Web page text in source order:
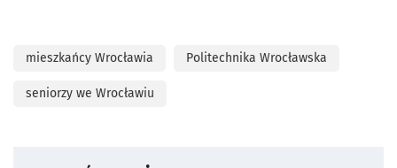
mieszkańcy Wrocławia Politechnika Wrocławska
seniorzy we Wrocławiu